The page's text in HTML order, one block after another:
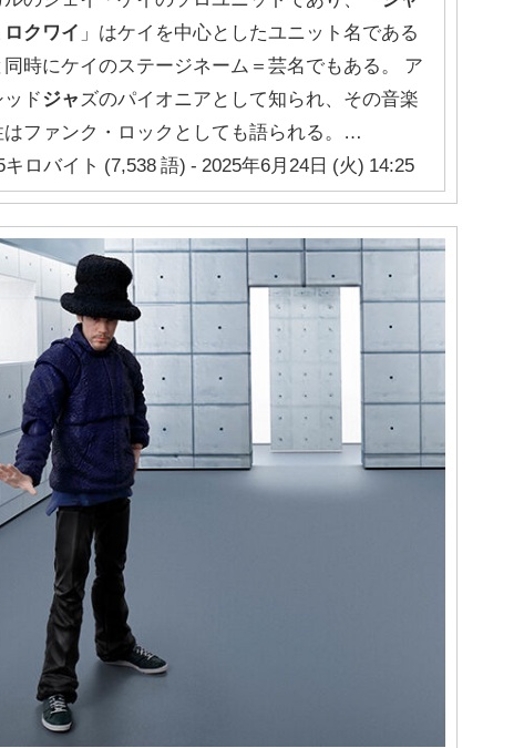
ロクワイ 」はケイを中心としたユニット名である
同時にケイのステージネーム＝芸名でもある。 ア
ッドジャ ズのパイオニアとして知られ、その音楽
はファンク・ロックとしても語られる。…
キロバイト (7,538 語) - 2025年6月24日 (火) 14:25